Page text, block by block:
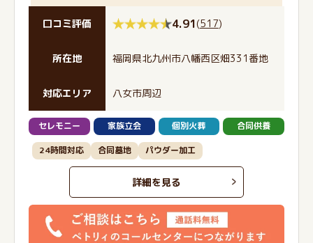
口コミ評価 4.91(517)
所在地 福岡県北九州市八幡西区畑331番地
対応エリア 八女市周辺
セレモニー 家族立会 個別火葬 合同供養
24時間対応 合同墓地 パウダー加工
詳細を見る